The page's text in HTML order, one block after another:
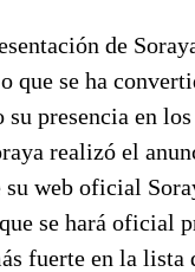
de
que se ha
presencia en
realizó el
web oficial
se hará oficial
fuerte en la lista